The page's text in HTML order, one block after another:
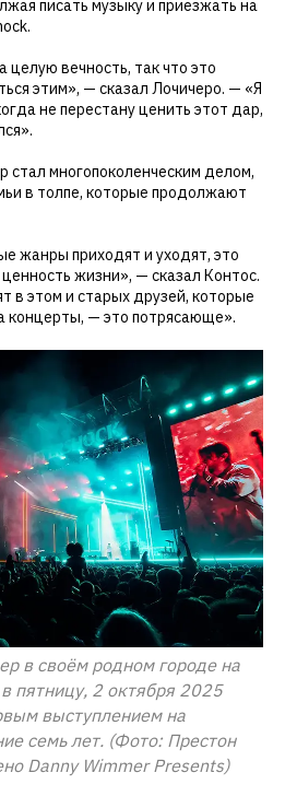
писать музыку и приезжать на
целую вечность, так что это
этим», — сказал Лочичеро. — «Я
не перестану ценить этот дар,
стал многопоколенческим делом,
в толпе, которые продолжают
жанры приходят и уходят, это
жизни», — сказал Контос.
в этом и старых друзей, которые
концерты, — это потрясающе».
в своём родном городе на
пятницу, 2 октября 2025
выступлением на
семь лет. (Фото: Престон
Danny Wimmer Presents)